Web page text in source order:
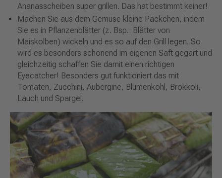
Ananasscheiben super grillen. Das hat bestimmt keiner!
Machen Sie aus dem Gemüse kleine Päckchen, indem
Sie es in Pflanzenblätter (z. Bsp.: Blätter von
Maiskolben) wickeln und es so auf den Grill legen. So
wird es besonders schonend im eigenen Saft gegart und
gleichzeitig schaffen Sie damit einen richtigen
Eyecatcher! Besonders gut funktioniert das mit
Tomaten, Zucchini, Aubergine, Blumenkohl, Brokkoli,
Lauch und Spargel.